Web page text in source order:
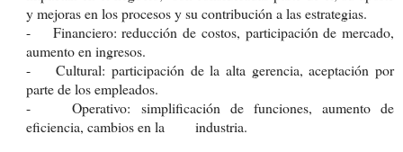
y mejoras en los procesos y su contribución a las estrategias.
- Financiero: reducción de costos, participación de mercado,
aumento en ingresos.
- Cultural: participación de la alta gerencia, aceptación por
parte de los empleados.
- Operativo: simplificación de funciones, aumento de
eficiencia, cambios en la industria.